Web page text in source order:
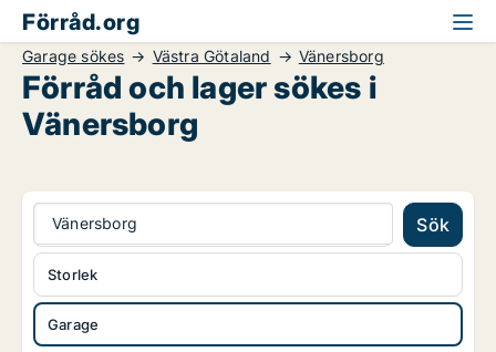
Förråd.org
Garage sökes Västra Götaland Vänersborg
Förråd och lager sökes i
Vänersborg
Vänersborg Sök
Garage
Storlek